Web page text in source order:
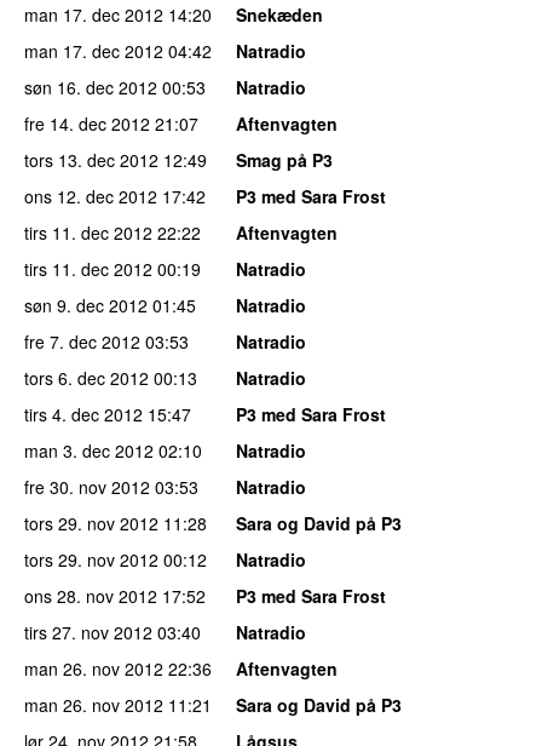
man 17. dec 2012 14:20
Snekæden
man 17. dec 2012 04:42
Natradio
søn 16. dec 2012 00:53
Natradio
fre 14. dec 2012 21:07
Aftenvagten
tors 13. dec 2012 12:49
Smag på P3
ons 12. dec 2012 17:42
P3 med Sara Frost
tirs 11. dec 2012 22:22
Aftenvagten
tirs 11. dec 2012 00:19
Natradio
søn 9. dec 2012 01:45
Natradio
fre 7. dec 2012 03:53
Natradio
tors 6. dec 2012 00:13
Natradio
tirs 4. dec 2012 15:47
P3 med Sara Frost
man 3. dec 2012 02:10
Natradio
fre 30. nov 2012 03:53
Natradio
tors 29. nov 2012 11:28
Sara og David på P3
tors 29. nov 2012 00:12
Natradio
ons 28. nov 2012 17:52
P3 med Sara Frost
tirs 27. nov 2012 03:40
Natradio
man 26. nov 2012 22:36
Aftenvagten
man 26. nov 2012 11:21
Sara og David på P3
lør 24. nov 2012 21:58
Lågsus